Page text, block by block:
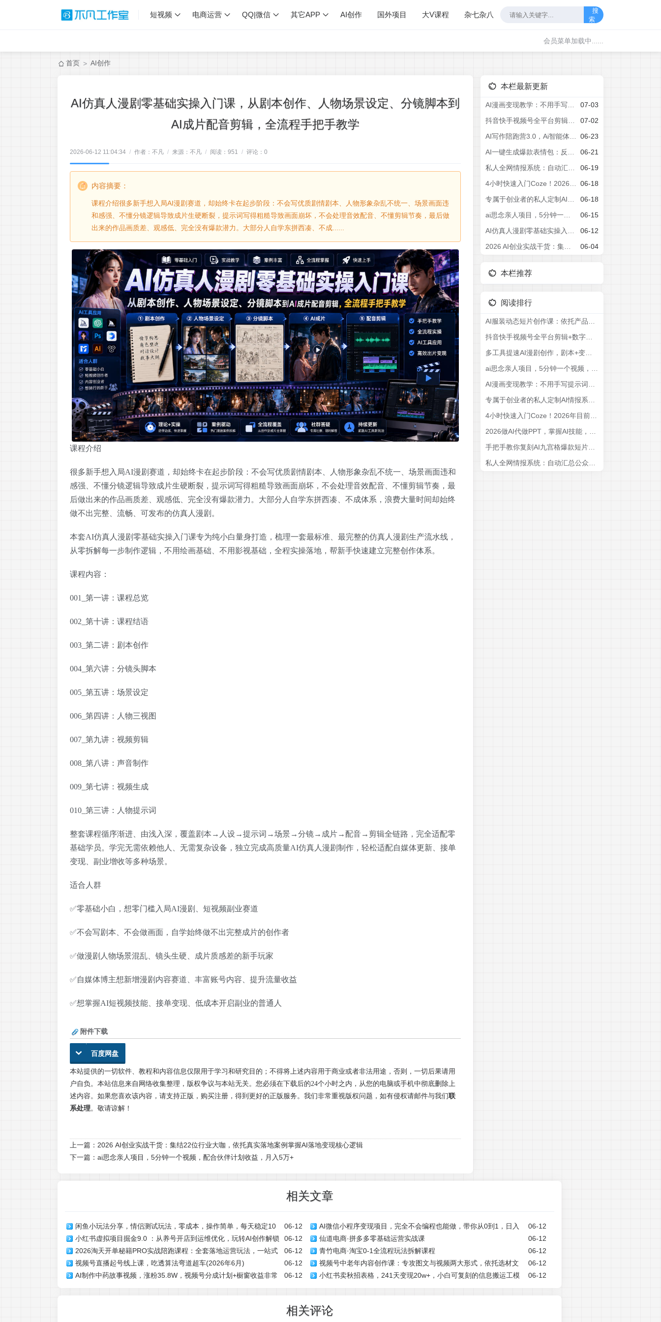
短视频 电商运营 QQ|微信 其它APP AI创作 国外项目 大V课程 杂七杂八
搜
索
会员菜单加载中......
首页 > AI创作
AI仿真人漫剧零基础实操入门课，从剧本创作、人物场景设定、分镜脚本到
AI成片配音剪辑，全流程手把手教学
2026-06-12 11:04:34 / 作者：不凡 / 来源：不凡 / 阅读： 951 / 评论： 0
内容摘要：
课程介绍很多新手想入局AI漫剧赛道，却始终卡在起步阶段：不会写优质剧情剧本、人物形象杂乱不统一、场景画面违
和感强、不懂分镜逻辑导致成片生硬断裂，提示词写得粗糙导致画面崩坏，不会处理音效配音、不懂剪辑节奏，最后做
出来的作品画质差、观感低、完全没有爆款潜力。大部分人自学东拼西凑、不成......
课程介绍
很多新手想入局AI漫剧赛道，却始终卡在起步阶段：不会写优质剧情剧本、人物形象杂乱不统一、场景画面违和
感强、不懂分镜逻辑导致成片生硬断裂，提示词写得粗糙导致画面崩坏，不会处理音效配音、不懂剪辑节奏，最
后做出来的作品画质差、观感低、完全没有爆款潜力。大部分人自学东拼西凑、不成体系，浪费大量时间却始终
做不出完整、流畅、可发布的仿真人漫剧。
本套AI仿真人漫剧零基础实操入门课专为纯小白量身打造，梳理一套最标准、最完整的仿真人漫剧生产流水线，
从零拆解每一步制作逻辑，不用绘画基础、不用影视基础，全程实操落地，帮新手快速建立完整创作体系。
课程内容：
001_第一讲：课程总览
002_第十讲：课程结语
003_第二讲：剧本创作
004_第六讲：分镜头脚本
005_第五讲：场景设定
006_第四讲：人物三视图
007_第九讲：视频剪辑
008_第八讲：声音制作
009_第七讲：视频生成
010_第三讲：人物提示词
整套课程循序渐进、由浅入深，覆盖剧本→人设→提示词→场景→分镜→成片→配音→剪辑全链路，完全适配零
基础学员。学完无需依赖他人、无需复杂设备，独立完成高质量AI仿真人漫剧制作，轻松适配自媒体更新、接单
变现、副业增收等多种场景。
适合人群
✅零基础小白，想零门槛入局AI漫剧、短视频副业赛道
✅不会写剧本、不会做画面，自学始终做不出完整成片的创作者
✅做漫剧人物场景混乱、镜头生硬、成片质感差的新手玩家
✅自媒体博主想新增漫剧内容赛道、丰富账号内容、提升流量收益
✅想掌握AI短视频技能、接单变现、低成本开启副业的普通人
附件下载
百度网盘
本站提供的一切软件、教程和内容信息仅限用于学习和研究目的；不得将上述内容用于商业或者非法用途，否则，一切后果请用
户自负。本站信息来自网络收集整理，版权争议与本站无关。您必须在下载后的24个小时之内，从您的电脑或手机中彻底删除上
述内容。如果您喜欢该内容，请支持正版，购买注册，得到更好的正版服务。我们非常重视版权问题，如有侵权请邮件与我们联
系处理。敬请谅解！
上一篇： 2026 AI创业实战干货：集结22位行业大咖，依托真实落地案例掌握AI落地变现核心逻辑
下一篇： ai思念亲人项目，5分钟一个视频，配合伙伴计划收益，月入5万+
相关文章
06-12
闲鱼小玩法分享，情侣测试玩法，零成本，操作简单，每天稳定10
单【详细教程】
06-12
AI微信小程序变现项目，完全不会编程也能做，带你从0到1，日入
1k+，真正的睡后收入(完结)
06-12
小红书虚拟项目掘金9.0 ：从养号开店到运维优化，玩转AI创作解锁
虚拟项目盈利
06-12
仙道电商·拼多多零基础运营实战课
06-12
2026淘天开单秘籍PRO实战陪跑课程：全套落地运营玩法，一站式
解决淘宝流量低、不出单难题
06-12
青竹电商·淘宝0-1全流程玩法拆解课程
06-12
视频号直播起号线上课，吃透算法弯道超车(2026年6月) 06-12
视频号中老年内容创作课：专攻图文与视频两大形式，依托选材文
案技巧打造爆款作品
06-12
AI制作中药故事视频，涨粉35.8W，视频号分成计划+橱窗收益非常
可观，简单易上手
06-12
小红书卖秋招表格，241天变现20w+，小白可复刻的信息搬运工模
式
相关评论
本栏最新更新
07-03
07-02
06-23
06-21
06-19
06-18
06-18
06-15
06-12
06-04
本栏推荐
阅读排行